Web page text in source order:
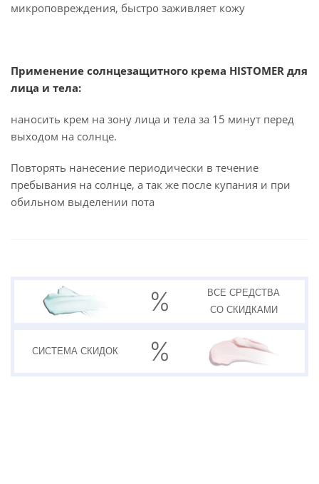
микроповреждения, быстро заживляет кожу
Применение солнцезащитного крема HISTOMER для
лица и тела:
наносить крем на зону лица и тела за 15 минут перед
выходом на солнце.
Повторять нанесение периодически в течение
пребывания на солнце, а так же после купания и при
обильном выделении пота
ВСЕ СРЕДСТВА
СО СКИДКАМИ
СИСТЕМАСКИДОК